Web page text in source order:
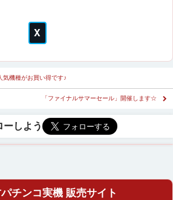
気機種がお買い得です♪
「ファイナルサマーセール」開催します☆
チンコ実機 販売サイト